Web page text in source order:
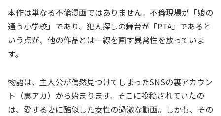
本作は単なる不倫漫画ではありません。不倫現場が「娘の
通う小学校」であり、犯人探しの舞台が「PTA」であると
いう点が、他の作品とは一線を画す異常性を放っていま
す。
物語は、主人公が偶然見つけてしまったSNSの裏アカウン
ト（裏アカ）から始まります。そこに投稿されていたの
は、愛する妻に酷似した女性の過激な動画。しかも、その